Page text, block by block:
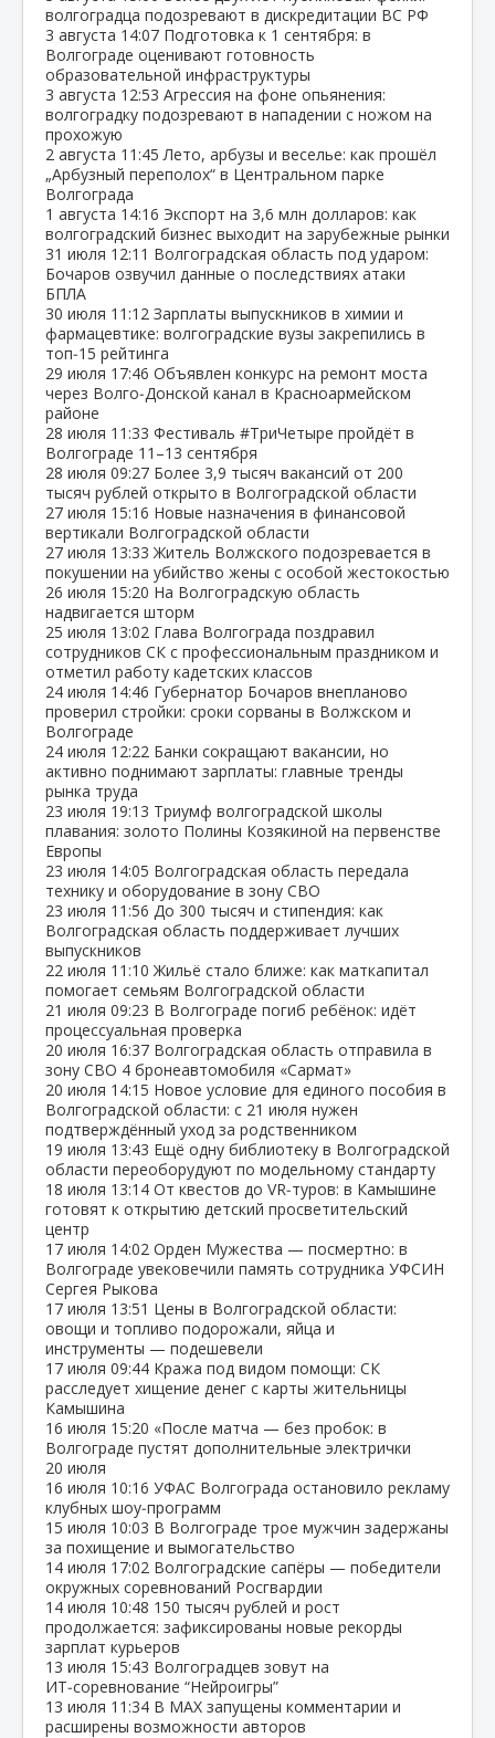
волгоградца подозревают в дискредитации ВС РФ
3 августа 14:07 Подготовка к 1 сентября: в
Волгограде оценивают готовность
образовательной инфраструктуры
3 августа 12:53 Агрессия на фоне опьянения:
волгоградку подозревают в нападении с ножом на
прохожую
2 августа 11:45 Лето, арбузы и веселье: как прошёл
„Арбузный переполох“ в Центральном парке
Волгограда
1 августа 14:16 Экспорт на 3,6 млн долларов: как
волгоградский бизнес выходит на зарубежные рынки
31 июля 12:11 Волгоградская область под ударом:
Бочаров озвучил данные о последствиях атаки
БПЛА
30 июля 11:12 Зарплаты выпускников в химии и
фармацевтике: волгоградские вузы закрепились в
топ‑15 рейтинга
29 июля 17:46 Объявлен конкурс на ремонт моста
через Волго‑Донской канал в Красноармейском
районе
28 июля 11:33 Фестиваль #ТриЧетыре пройдёт в
Волгограде 11–13 сентября
28 июля 09:27 Более 3,9 тысяч вакансий от 200
тысяч рублей открыто в Волгоградской области
27 июля 15:16 Новые назначения в финансовой
вертикали Волгоградской области
27 июля 13:33 Житель Волжского подозревается в
покушении на убийство жены с особой жестокостью
26 июля 15:20 На Волгоградскую область
надвигается шторм
25 июля 13:02 Глава Волгограда поздравил
сотрудников СК с профессиональным праздником и
отметил работу кадетских классов
24 июля 14:46 Губернатор Бочаров внепланово
проверил стройки: сроки сорваны в Волжском и
Волгограде
24 июля 12:22 Банки сокращают вакансии, но
активно поднимают зарплаты: главные тренды
рынка труда
23 июля 19:13 Триумф волгоградской школы
плавания: золото Полины Козякиной на первенстве
Европы
23 июля 14:05 Волгоградская область передала
технику и оборудование в зону СВО
23 июля 11:56 До 300 тысяч и стипендия: как
Волгоградская область поддерживает лучших
выпускников
22 июля 11:10 Жильё стало ближе: как маткапитал
помогает семьям Волгоградской области
21 июля 09:23 В Волгограде погиб ребёнок: идёт
процессуальная проверка
20 июля 16:37 Волгоградская область отправила в
зону СВО 4 бронеавтомобиля «Сармат»
20 июля 14:15 Новое условие для единого пособия в
Волгоградской области: с 21 июля нужен
подтверждённый уход за родственником
19 июля 13:43 Ещё одну библиотеку в Волгоградской
области переоборудуют по модельному стандарту
18 июля 13:14 От квестов до VR‑туров: в Камышине
готовят к открытию детский просветительский
центр
17 июля 14:02 Орден Мужества — посмертно: в
Волгограде увековечили память сотрудника УФСИН
Сергея Рыкова
17 июля 13:51 Цены в Волгоградской области:
овощи и топливо подорожали, яйца и
инструменты — подешевели
17 июля 09:44 Кража под видом помощи: СК
расследует хищение денег с карты жительницы
Камышина
16 июля 15:20 «После матча — без пробок: в
Волгограде пустят дополнительные электрички
20 июля
16 июля 10:16 УФАС Волгограда остановило рекламу
клубных шоу‑программ
15 июля 10:03 В Волгограде трое мужчин задержаны
за похищение и вымогательство
14 июля 17:02 Волгоградские сапёры — победители
окружных соревнований Росгвардии
14 июля 10:48 150 тысяч рублей и рост
продолжается: зафиксированы новые рекорды
зарплат курьеров
13 июля 15:43 Волгоградцев зовут на
ИТ‑соревнование “Нейроигры”
13 июля 11:34 В МАХ запущены комментарии и
расширены возможности авторов